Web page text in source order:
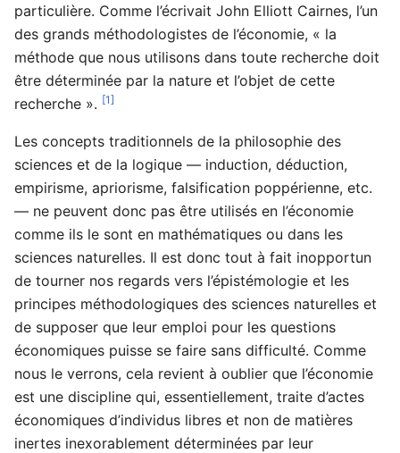
particulière. Comme l’écrivait John Elliott Cairnes, l’un
des grands méthodologistes de l’économie, « la
méthode que nous utilisons dans toute recherche doit
être déterminée par la nature et l’objet de cette
recherche ». [1]
Les concepts traditionnels de la philosophie des
sciences et de la logique — induction, déduction,
empirisme, apriorisme, falsification poppérienne, etc.
— ne peuvent donc pas être utilisés en l’économie
comme ils le sont en mathématiques ou dans les
sciences naturelles. Il est donc tout à fait inopportun
de tourner nos regards vers l’épistémologie et les
principes méthodologiques des sciences naturelles et
de supposer que leur emploi pour les questions
économiques puisse se faire sans difficulté. Comme
nous le verrons, cela revient à oublier que l’économie
est une discipline qui, essentiellement, traite d’actes
économiques d’individus libres et non de matières
inertes inexorablement déterminées par leur